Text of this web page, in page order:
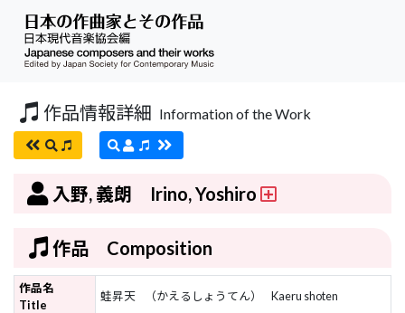
作品情報詳細 Information of the Work
入野, 義朗 Irino, Yoshiro
作品 Composition
作品名
Title
蛙昇天 （かえるしょうてん） Kaeru shoten